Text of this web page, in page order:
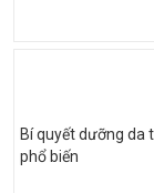
Bí quyết dưỡng da
phổ biến